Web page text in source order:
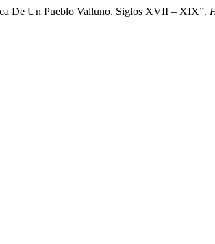
De Un Pueblo Valluno. Siglos XVII – XIX”.